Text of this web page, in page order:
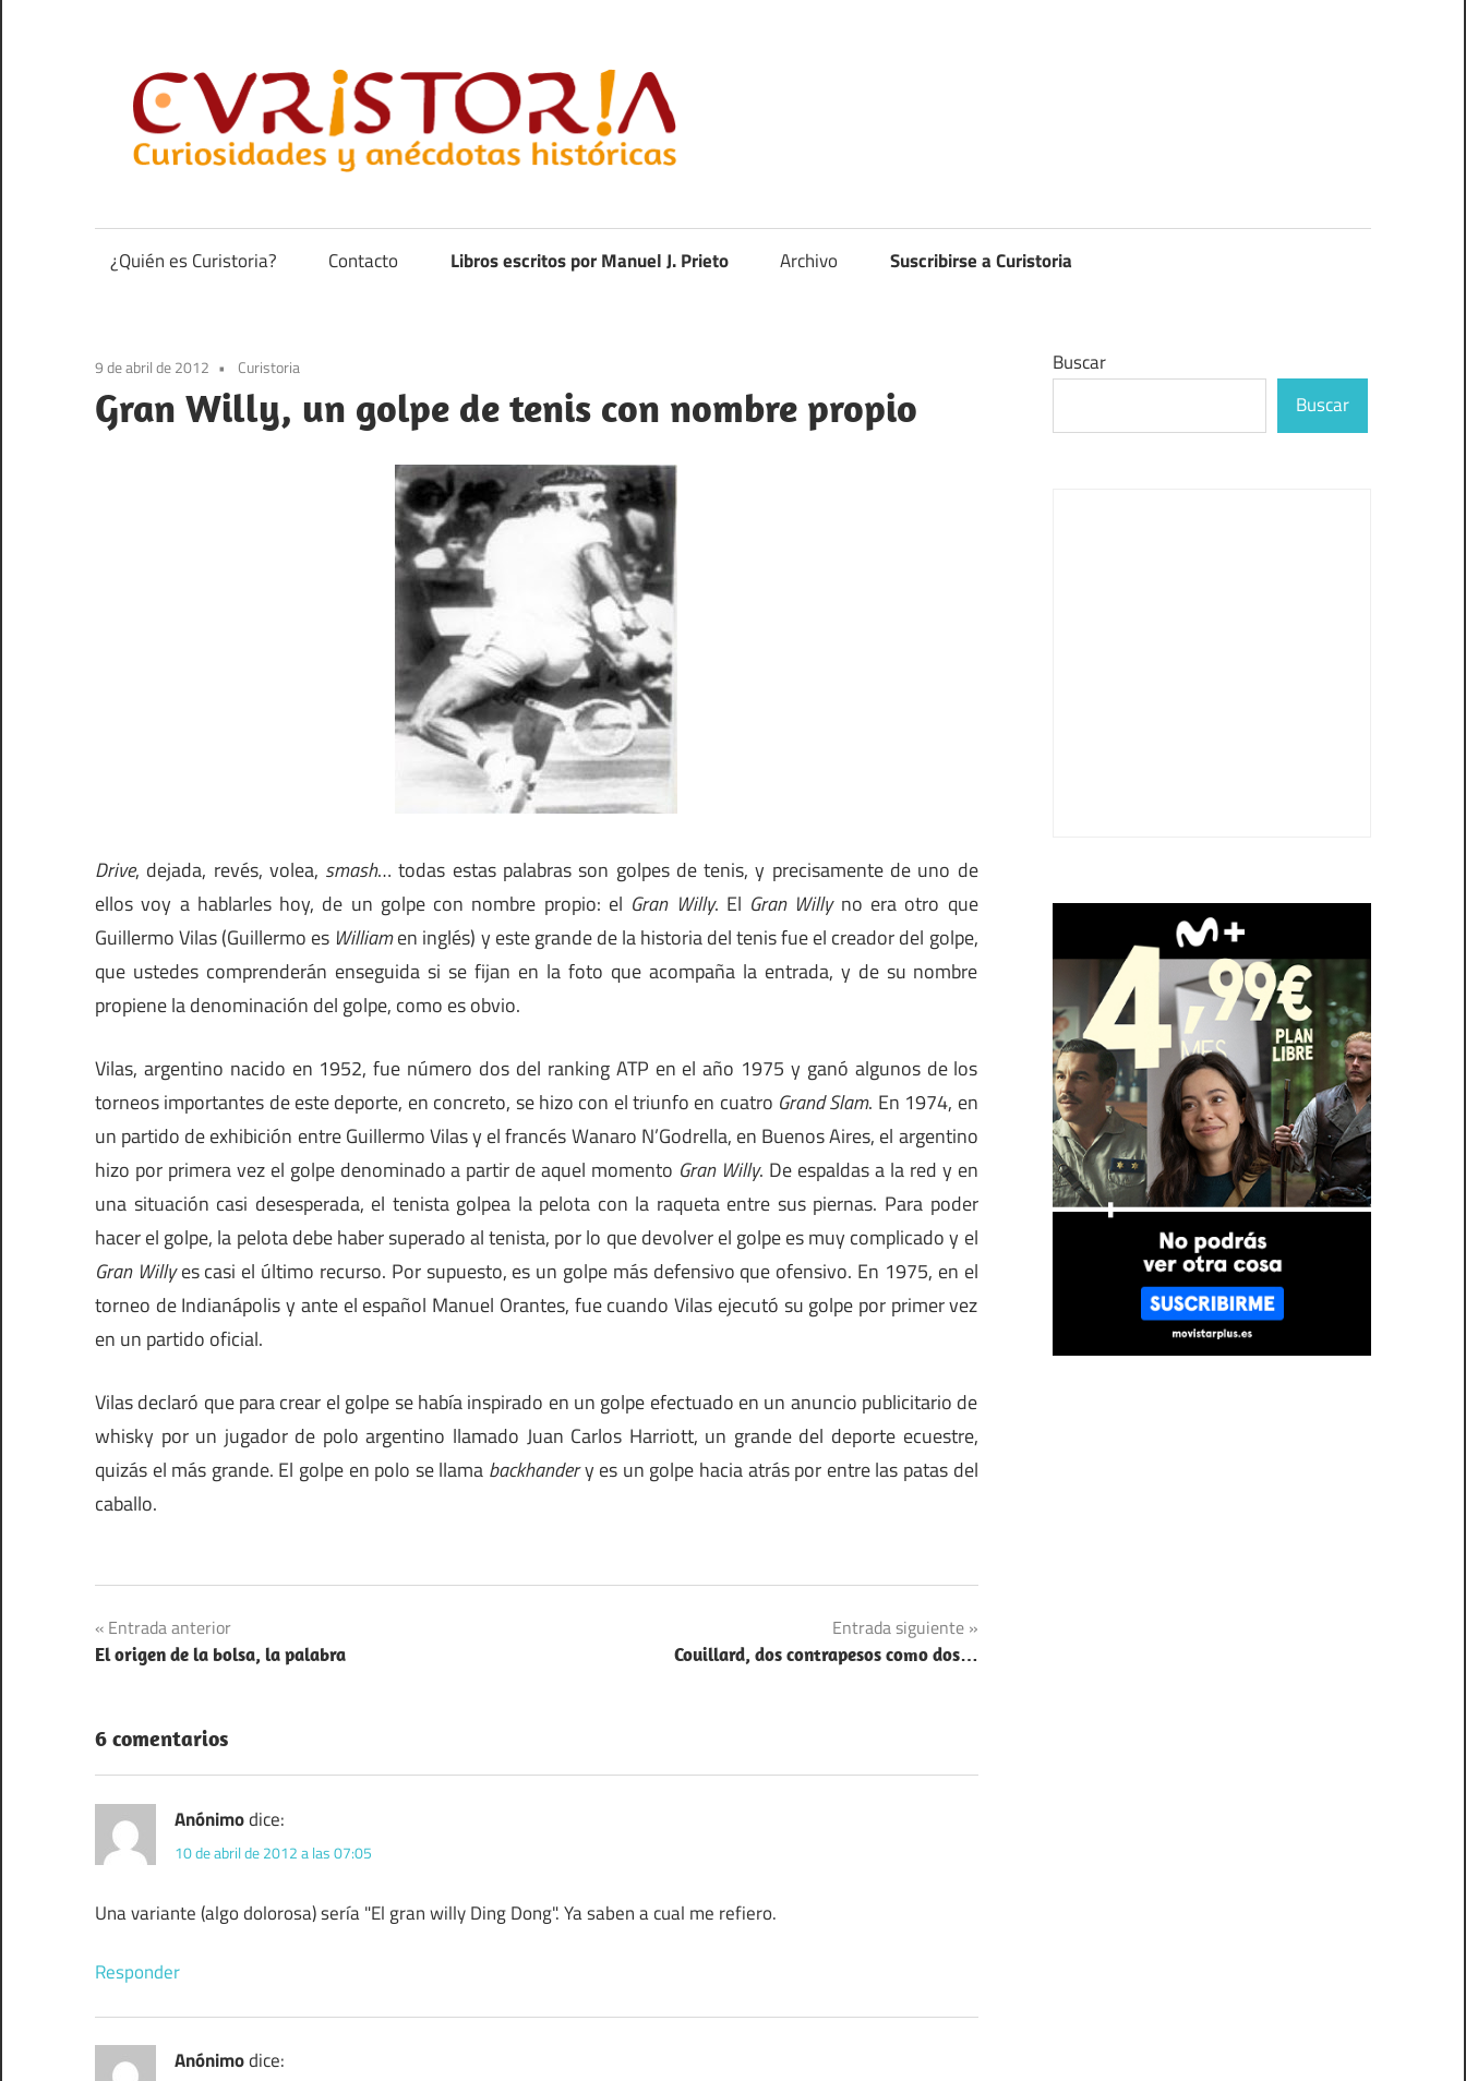
contenido
anécdotas
de
¿Quién es Curistoria? Contacto Libros escritos por Manuel J. Prieto Archivo Suscribirse a Curistoria
9 de abril de 2012 Curistoria
Gran Willy, un golpe de tenis con nombre propio
Drive, dejada, revés, volea, smash… todas estas palabras son golpes de tenis, y precisamente de uno de
ellos voy a hablarles hoy, de un golpe con nombre propio: el Gran Willy. El Gran Willyno era otro que
Guillermo Vilas (Guillermo es Williamen inglés) y este grande de la historia del tenis fue el creador del golpe,
que ustedes comprenderán enseguida si se fijan en la foto que acompaña la entrada, y de su nombre
propiene la denominación del golpe, como es obvio.
Vilas, argentino nacido en 1952, fue número dos del ranking ATP en el año 1975 y ganó algunos de los
torneos importantes de este deporte, en concreto, se hizo con el triunfo en cuatro GrandSlam. En 1974, en
un partido de exhibición entre Guillermo Vilas y el francés Wanaro N’Godrella, en Buenos Aires, el argentino
hizo por primera vez el golpe denominado a partir de aquel momento Gran Willy. De espaldas a la red y en
una situación casi desesperada, el tenista golpea la pelota con la raqueta entre sus piernas. Para poder
hacer el golpe, la pelota debe haber superado al tenista, por lo que devolver el golpe es muy complicado y el
Gran Willyes casi el último recurso. Por supuesto, es un golpe más defensivo que ofensivo. En 1975, en el
torneo de Indianápolis y ante el español Manuel Orantes, fue cuando Vilas ejecutó su golpe por primer vez
en un partido oficial.
Vilas declaró que para crear el golpe se había inspirado en un golpe efectuado en un anuncio publicitario de
whisky por un jugador de polo argentino llamado Juan Carlos Harriott, un grande del deporte ecuestre,
quizás el más grande. El golpe en polo se llama backhandery es un golpe hacia atrás por entre las patas del
caballo.
Navegación
de
entradas
Entrada anterior
El origen de la bolsa, la palabra
Entrada siguiente
Couillard, dos contrapesos como dos…
6 comentarios
Anónimodice:
10 de abril de 2012 a las 07:05
Una variante (algo dolorosa) sería "El gran willy Ding Dong". Ya saben a cual me refiero.
Responder
Anónimodice:
Buscar
Buscar